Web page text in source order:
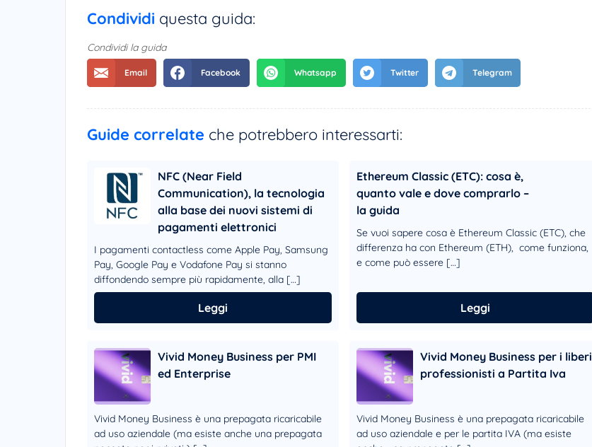
Condividi questa guida:
Condividi la guida
Guide correlate che potrebbero interessarti:
NFC (Near Field
Communication), la tecnologia
alla base dei nuovi sistemi di
pagamenti elettronici
I pagamenti contactless come Apple Pay, Samsung
Pay, Google Pay e Vodafone Pay si stanno
diffondendo sempre più rapidamente, alla […]
Leggi
Ethereum Classic (ETC): cosa è,
quanto vale e dove comprarlo –
la guida
Se vuoi sapere cosa è Ethereum Classic (ETC), che
differenza ha con Ethereum (ETH), come funziona,
e come può essere […]
Leggi
Vivid Money Business per PMI
ed Enterprise
Vivid Money Business è una prepagata ricaricabile
ad uso aziendale (ma esiste anche una prepagata
Vivid Money Business per i liberi
professionisti a Partita Iva
Vivid Money Business è una prepagata ricaricabile
ad uso aziendale e per le partita IVA (ma esiste